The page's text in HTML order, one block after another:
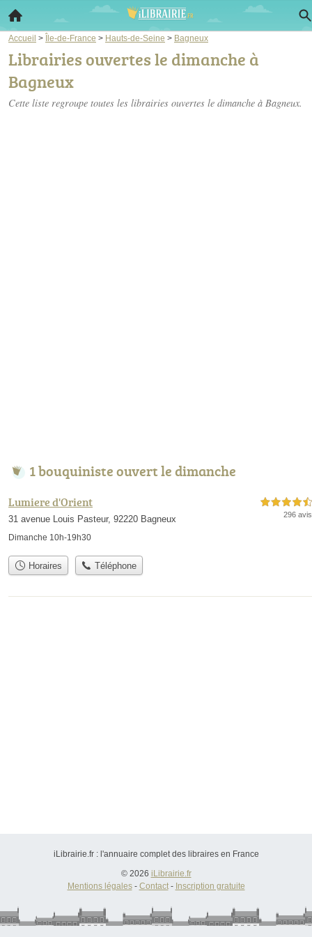
Accueil > Île-de-France > Hauts-de-Seine > Bagneux
Librairies ouvertes le dimanche à
Bagneux
Cette liste regroupe toutes les librairies ouvertes le dimanche à Bagneux.
1 bouquiniste ouvert le dimanche
Lumiere d'Orient
31 avenue Louis Pasteur, 92220 Bagneux
Dimanche 10h-19h30
4,5 étoiles sur 5
296 avis
Horaires Téléphone
iLibrairie.fr : l'annuaire complet des libraires en France
© 2026 iLibrairie.fr
Mentions légales- Contact- Inscription gratuite